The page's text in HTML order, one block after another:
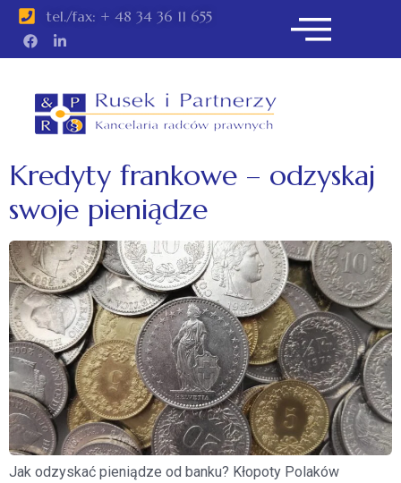
tel./fax: + 48 34 36 11 655
Kredyty frankowe – odzyskaj
swoje pieniądze
Jak odzyskać pieniądze od banku? Kłopoty Polaków